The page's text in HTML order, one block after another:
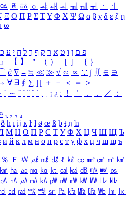
ㆃ ㆄ ㆅ ㆆ ㆇ ㆈ ㆉ ㆊ ㆋ ㆌ ㆍ
ㆎ
Ξ Ο Π Ρ Σ ΤΥ Φ Χ Ψ Ω α β γ δ ε ζ η
ω
פ ם ן ו ט א ר ק ף ך ל ח י ע כ
』 【 】 ＂ （ ） ［ ］ ｛ ｝
∂ ∇ ≡ ≒ ≪ ≫ √ ∽ ∝ ∵ ∫ ∬ ∈ ∋
∀ ∃ ∮ ∑ ∏ ＋ － ＜ ＝
＞
´ ～ ˇ ˘ ˝ ˚ ˙ ¸ ¡ ¿ ː ！ ＇ ， ． ／
：
ⁿ ₁ ₂ ₃ ₄
ð ħ ı ĳ ĸ ŀ ł ø œ ß þ ŧ ŋ ŉ
М Н О П Р С Т У Ф Х Ц Ч Ш Щ Ъ
и й к л м н о п р с т у ф х ц ч ш щ ъ
％ Ｆ ￦ ㎕ ㎖ ㎗ ℓ ㎘ ㏄ ㎣ ㎤ ㎥ ㎦
㎢ ㏊ ㎍ ㎎ ㎏ ㏏ ㎈ ㎉ ㏈ ㎧ ㎨ ㎰
㎀ ㎁ ㎂ ㎃ ㎄ ㎺ ㎻ ㎽ ㎾ ㎿ ㎐ ㎑
㏅ ㎭ ㎮ ㎯ ㏛ ㎩ ㎪ ㎫ ㎬ ㏝ ㏐
㏓